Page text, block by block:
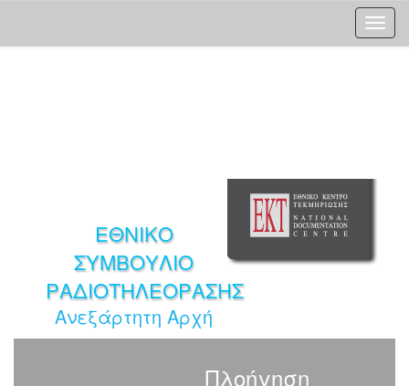
ΕΘΝΙΚΟ
ΣΥΜΒΟΥΛΙΟ
ΡΑΔΙΟΤΗΛΕΟΡΑΣΗΣ
Ανεξάρτητη Αρχή
Πλοήγηση